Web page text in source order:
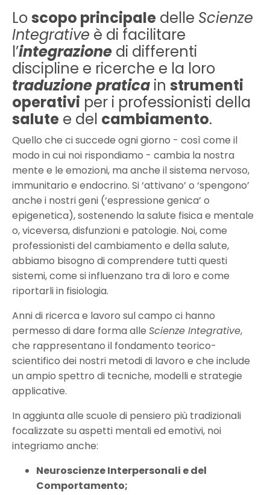
Loscopo principale delle Scienze
Integrative è di facilitare
l’integrazione di differenti
discipline e ricerche e la loro
traduzione pratica in strumenti
operativi per i professionisti della
salute e del cambiamento.
Quello che ci succede ogni giorno - così come il
modo in cui noi rispondiamo - cambia la nostra
mente e le emozioni, ma anche il sistema nervoso,
immunitario e endocrino. Si ‘attivano’ o ‘spengono’
anche i nostri geni (‘espressione genica’ o
epigenetica), sostenendo la salute fisica e mentale
o, viceversa, disfunzioni e patologie. Noi, come
professionisti del cambiamento e della salute,
abbiamo bisogno di comprendere tutti questi
sistemi, come si influenzano tra di loro e come
riportarli in fisiologia.
Anni di ricerca e lavoro sul campo ci hanno
permesso di dare forma alle Scienze Integrative,
che rappresentano il fondamento teorico-
scientifico dei nostri metodi di lavoro e che include
un ampio spettro di tecniche, modelli e strategie
applicative.
In aggiunta alle scuole di pensiero più tradizionali
focalizzate su aspetti mentali ed emotivi, noi
integriamo anche:
Neuroscienze Interpersonali e del
Comportamento;